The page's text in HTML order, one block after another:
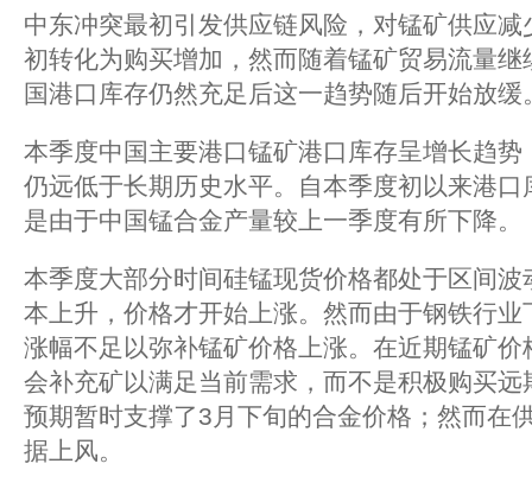
中东冲突最初引发供应链风险，对锰矿供应
初转化为购买增加，然而随着锰矿贸易流量
国港口库存仍然充足后这一趋势随后开始放缓
本季度中国主要港口锰矿港口库存呈增长趋
仍远低于长期历史水平。自本季度初以来港
是由于中国锰合金产量较上一季度有所下降。
本季度大部分时间硅锰现货价格都处于区间
本上升，价格才开始上涨。然而由于钢铁行
涨幅不足以弥补锰矿价格上涨。在近期锰矿
会补充矿以满足当前需求，而不是积极购买
预期暂时支撑了3月下旬的合金价格；然而在
据上风。